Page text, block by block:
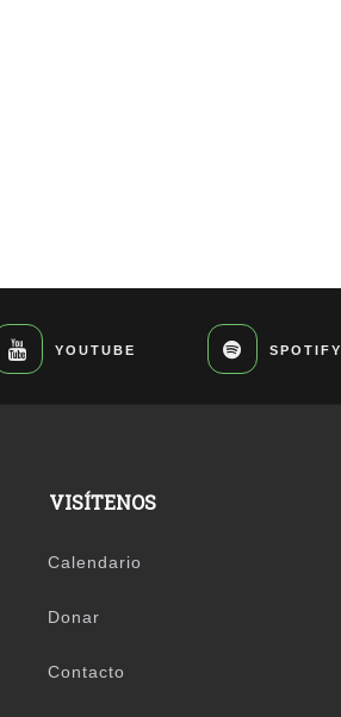
YOUTUBE SPOTIFY
VISÍTENOS
Calendario
Donar
Contacto